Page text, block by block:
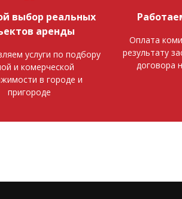
выбор реальных
аренды
услуги по подбору
и комерческой
в городе и
пригороде
Оплата
результату
договора